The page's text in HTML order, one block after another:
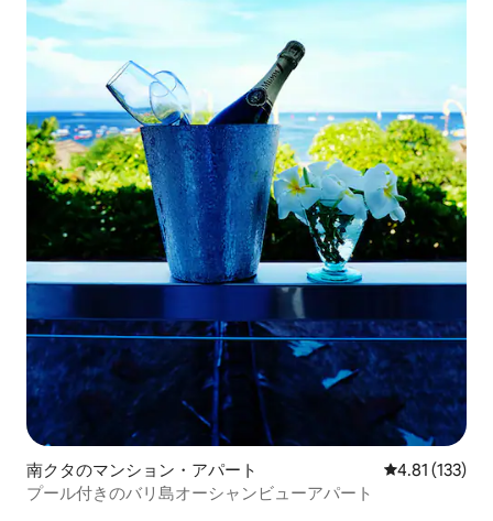
南クタのマンション・アパート レビュー133
4.81 (133)
プール付きのバリ島オーシャンビューアパート